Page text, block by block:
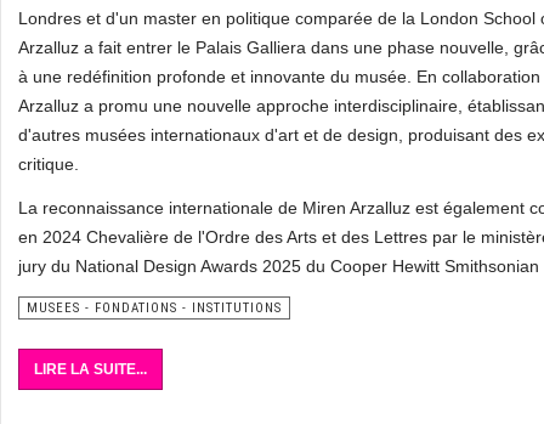
Londres et d'un master en politique comparée de la London
Arzalluz a fait entrer le Palais Galliera dans une phase nouvelle,
à une redéfinition profonde et innovante du musée. En
Arzalluz a promu une nouvelle approche interdisciplinaire,
d'autres musées internationaux d'art et de design, produisant des
critique.
La reconnaissance internationale de Miren Arzalluz est également
en 2024 Chevalière de l'Ordre des Arts et des Lettres par le
jury du National Design Awards 2025 du Cooper Hewitt
MUSEES - FONDATIONS - INSTITUTIONS
LIRE LA SUITE...